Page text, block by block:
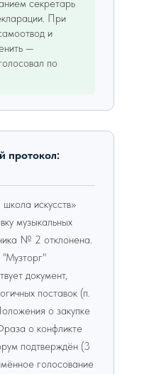
секретарь
При
и
—
по
искусств»
музыкальных
№ 2 отклонена.
документ,
поставок (п.
о закупке
о конфликте
подтверждён (3
голосование